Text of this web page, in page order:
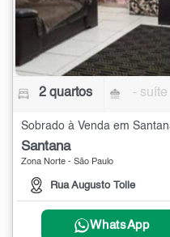
2 quartos - suíte
Sobrado à Venda em
Santana
Zona Norte - São Paulo
Rua Augusto Tolle
WhatsApp